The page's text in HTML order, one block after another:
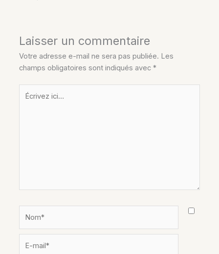
Laisser un commentaire
Votre adresse e-mail ne sera pas publiée. Les
champs obligatoires sont indiqués avec*
Écrivez
ici…
mail*